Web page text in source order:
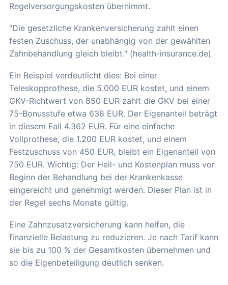
Regelversorgungskosten übernimmt.
"Die gesetzliche Krankenversicherung zahlt einen
festen Zuschuss, der unabhängig von der gewählten
Zahnbehandlung gleich bleibt." (health-insurance.de)
Ein Beispiel verdeutlicht dies: Bei einer
Teleskopprothese, die 5.000 EUR kostet, und einem
GKV-Richtwert von 850 EUR zahlt die GKV bei einer
75-Bonusstufe etwa 638 EUR. Der Eigenanteil beträgt
in diesem Fall 4.362 EUR. Für eine einfache
Vollprothese, die 1.200 EUR kostet, und einem
Festzuschuss von 450 EUR, bleibt ein Eigenanteil von
750 EUR. Wichtig: Der Heil- und Kostenplan muss vor
Beginn der Behandlung bei der Krankenkasse
eingereicht und genehmigt werden. Dieser Plan ist in
der Regel sechs Monate gültig.
Eine Zahnzusatzversicherung kann helfen, die
finanzielle Belastung zu reduzieren. Je nach Tarif kann
sie bis zu 100 % der Gesamtkosten übernehmen und
so die Eigenbeteiligung deutlich senken.